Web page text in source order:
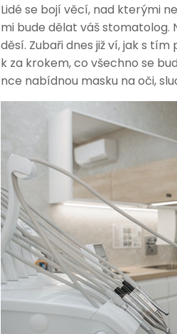
Lidé se bojí věcí, nad kterými
mi bude dělat váš stomatolog.
děsí. Zubaři dnes již ví, jak s
k za krokem, co všechno se
nce nabídnou masku na oči,